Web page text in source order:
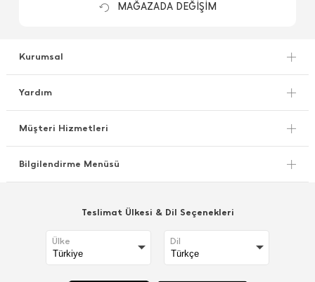
MAĞAZADA DEĞİŞİM
Kurumsal
Yardım
Müşteri Hizmetleri
Bilgilendirme Menüsü
Teslimat Ülkesi & Dil Seçenekleri
Ülke Dil